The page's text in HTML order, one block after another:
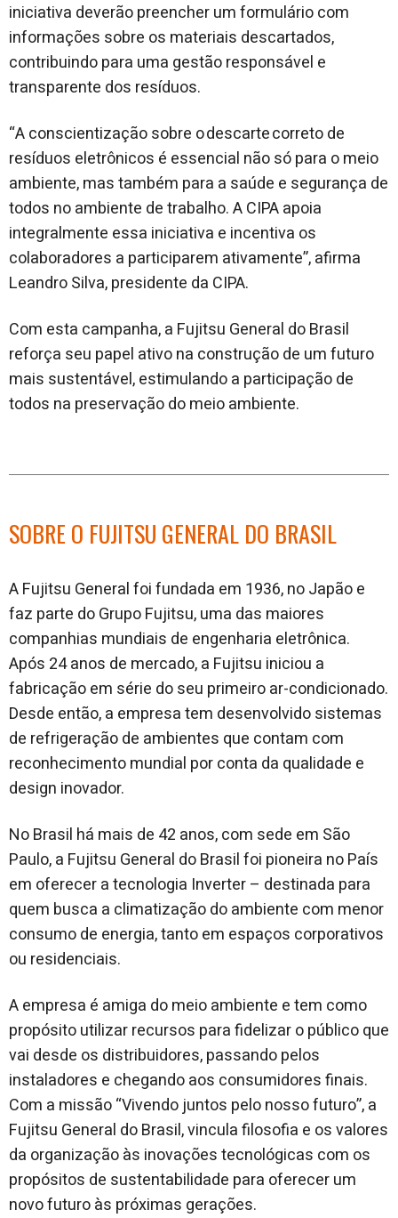
iniciativa deverão preencher um formulário com
informações sobre os materiais descartados,
contribuindo para uma gestão responsável e
transparente dos resíduos.
“A conscientização sobre o descarte correto de
resíduos eletrônicos é essencial não só para o meio
ambiente, mas também para a saúde e segurança de
todos no ambiente de trabalho. A CIPA apoia
integralmente essa iniciativa e incentiva os
colaboradores a participarem ativamente”, afirma
Leandro Silva, presidente da CIPA.
Com esta campanha, a Fujitsu General do Brasil
reforça seu papel ativo na construção de um futuro
mais sustentável, estimulando a participação de
todos na preservação do meio ambiente.
SOBRE O FUJITSU GENERAL DO BRASIL
A Fujitsu General foi fundada em 1936, no Japão e
faz parte do Grupo Fujitsu, uma das maiores
companhias mundiais de engenharia eletrônica.
Após 24 anos de mercado, a Fujitsu iniciou a
fabricação em série do seu primeiro ar-condicionado.
Desde então, a empresa tem desenvolvido sistemas
de refrigeração de ambientes que contam com
reconhecimento mundial por conta da qualidade e
design inovador.
No Brasil há mais de 42 anos, com sede em São
Paulo, a Fujitsu General do Brasil foi pioneira no País
em oferecer a tecnologia Inverter – destinada para
quem busca a climatização do ambiente com menor
consumo de energia, tanto em espaços corporativos
ou residenciais.
A empresa é amiga do meio ambiente e tem como
propósito utilizar recursos para fidelizar o público que
vai desde os distribuidores, passando pelos
instaladores e chegando aos consumidores finais.
Com a missão “Vivendo juntos pelo nosso futuro”, a
Fujitsu General do Brasil, vincula filosofia e os valores
da organização às inovações tecnológicas com os
propósitos de sustentabilidade para oferecer um
novo futuro às próximas gerações.